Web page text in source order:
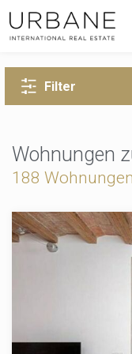
Filter
188